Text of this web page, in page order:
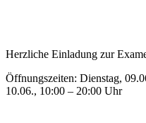
Herzliche Einladung zur
Öffnungszeiten: Dienstag,
10.06., 10:00 – 20:00 Uhr